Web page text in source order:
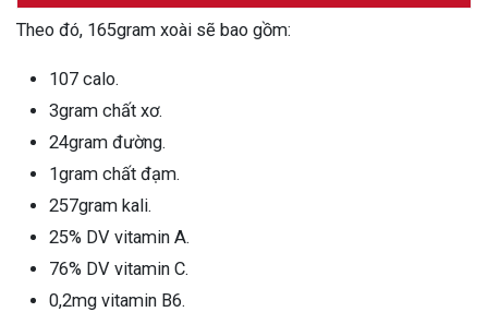
Theo đó, 165gram xoài sẽ bao gồm:
107 calo.
3gram chất xơ.
24gram đường.
1gram chất đạm.
257gram kali.
25% DV vitamin A.
76% DV vitamin C.
0,2mg vitamin B6.